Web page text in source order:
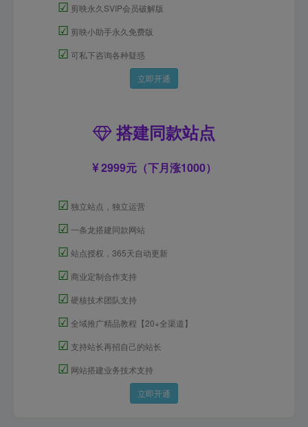
☑ 剪映永久SVIP会员破解版
☑ 剪映小助手永久免费版
☑ 可私下咨询各种疑惑
立即开通
搭建同款站点
2999元（下月涨1000）
☑ 独立站点，独立运营
☑ 一条龙搭建同款网站
☑ 站点授权，365天自动更新
☑ 商业定制合作支持
☑ 硬核技术团队支持
☑ 全域推广精品教程【20+全渠道】
☑ 支持站长再招自己的站长
☑ 网站搭建业务技术支持
立即开通